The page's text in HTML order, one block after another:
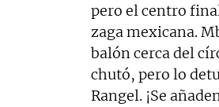
pero el centro
zaga mexicana.
balón cerca del
chutó, pero lo
Rangel. ¡Se